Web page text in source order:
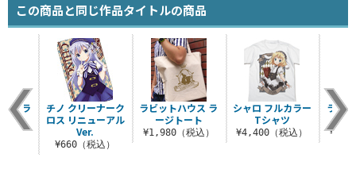
この商品と同じ作品タイトルの商品
ラビットハウス ラ
ージトート
¥1,980（税込）
シャロ フルカラー
Tシャツ
¥4,400（税込）
ラビ
ラ
カラ
ス
込）
チノ クリーナーク
ロス リニューアル
Ver.
¥660（税込）